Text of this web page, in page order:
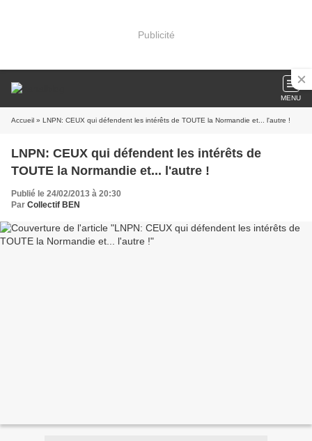
Publicité
MENU
Accueil » LNPN: CEUX qui défendent les intérêts de TOUTE la Normandie et... l'autre !
LNPN: CEUX qui défendent les intérêts de
TOUTE la Normandie et... l'autre !
Publié le 24/02/2013 à 20:30
Par Collectif BEN